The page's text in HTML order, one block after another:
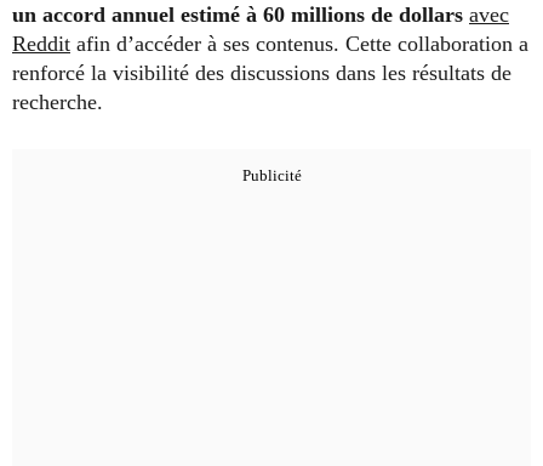
un accord annuel estimé à 60 millions de dollars avec
Reddit afin d’accéder à ses contenus. Cette collaboration a
renforcé la visibilité des discussions dans les résultats de
recherche.